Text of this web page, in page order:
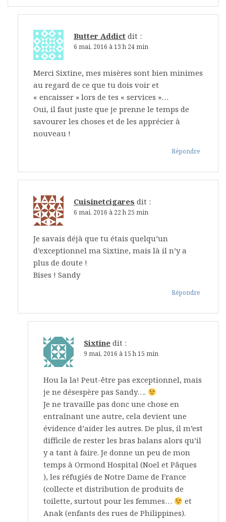
Butter Addict dit :
6 mai, 2016 à 13 h 24 min
Merci Sixtine, mes misères sont bien minimes
au regard de ce que tu dois voir et
« encaisser » lors de tes « services »…
Oui, il faut juste que je prenne le temps de
savourer les choses et de les apprécier à
nouveau !
Répondre
Cuisinetcigares dit :
6 mai, 2016 à 22 h 25 min
Je savais déjà que tu étais quelqu’un
d’exceptionnel ma Sixtine, mais là il n’y a
plus de doute !
Bises ! Sandy
Répondre
Sixtine dit :
9 mai, 2016 à 15 h 15 min
Hou la la! Peut-être pas exceptionnel, mais
je ne désespère pas Sandy….
Je ne travaille pas donc une chose en
entraînant une autre, cela devient une
évidence d’aider les autres. De plus, il m’est
difficile de rester les bras balans alors qu’il
y a tant à faire. Je donne un peu de mon
temps à Ormond Hospital (Noel et Pâques
), les réfugiés de Notre Dame de France
(collecte et distribution de produits de
toilette, surtout pour les femmes…
et
Anak (enfants des rues de Philippines).